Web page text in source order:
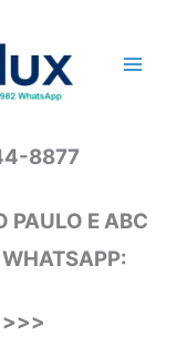
8877
PAULO E ABC
>>>